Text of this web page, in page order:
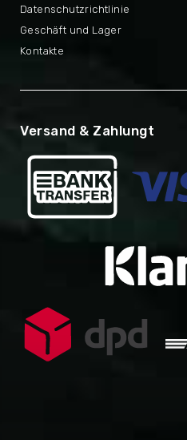
Datenschutzrichtlinie
Geschäft und Lager
Kontakte
Versand & Zahlungt